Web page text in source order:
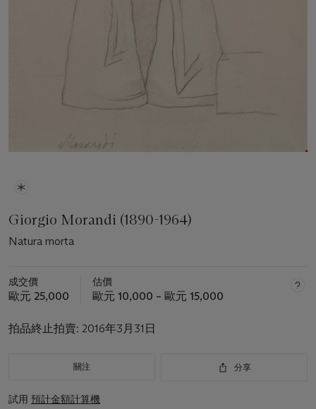
Giorgio Morandi (1890-1964)
Natura morta
成交價
歐元 25,000
估價
歐元 10,000 – 歐元 15,000
拍品終止拍賣: 2016年3月31日
關注 分享
試用 預計金額計算機